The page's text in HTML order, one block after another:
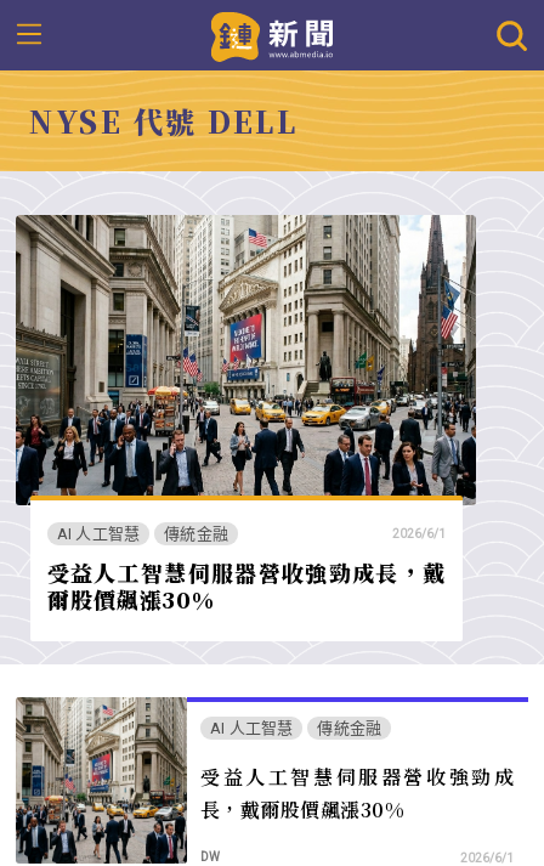
NYSE 代號 DELL
AI 人工智慧 傳統金融 2026/6/1
受益人工智慧伺服器營收強勁成長，戴
爾股價飆漲30%
AI 人工智慧 傳統金融
受益人工智慧伺服器營收強勁成
長，戴爾股價飆漲30%
DW 2026/6/1